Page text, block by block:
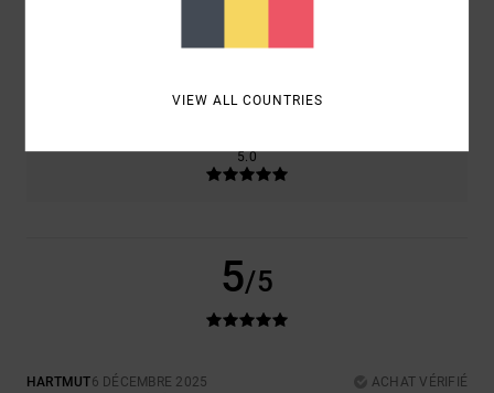
TAILLE
5.0
5/5
HARTMUT6 DÉCEMBRE 2025
ACHAT VÉRIFIÉ
VIEW ALL COUNTRIES